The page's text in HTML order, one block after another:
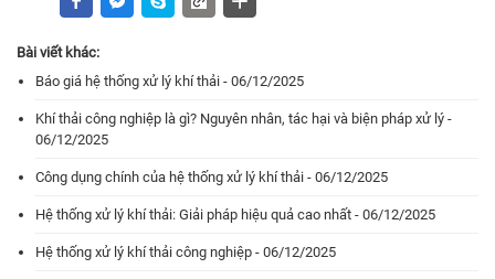
Bài viết khác:
Báo giá hệ thống xử lý khí thải - 06/12/2025
Khí thải công nghiệp là gì? Nguyên nhân, tác hại và biện pháp xử lý -
06/12/2025
Công dụng chính của hệ thống xử lý khí thải - 06/12/2025
Hệ thống xử lý khí thải: Giải pháp hiệu quả cao nhất - 06/12/2025
Hệ thống xử lý khí thải công nghiệp - 06/12/2025